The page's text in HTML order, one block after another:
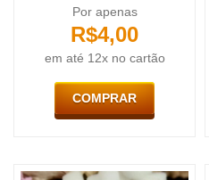
Por apenas
R$4,00
em até 12x no cartão
COMPRAR